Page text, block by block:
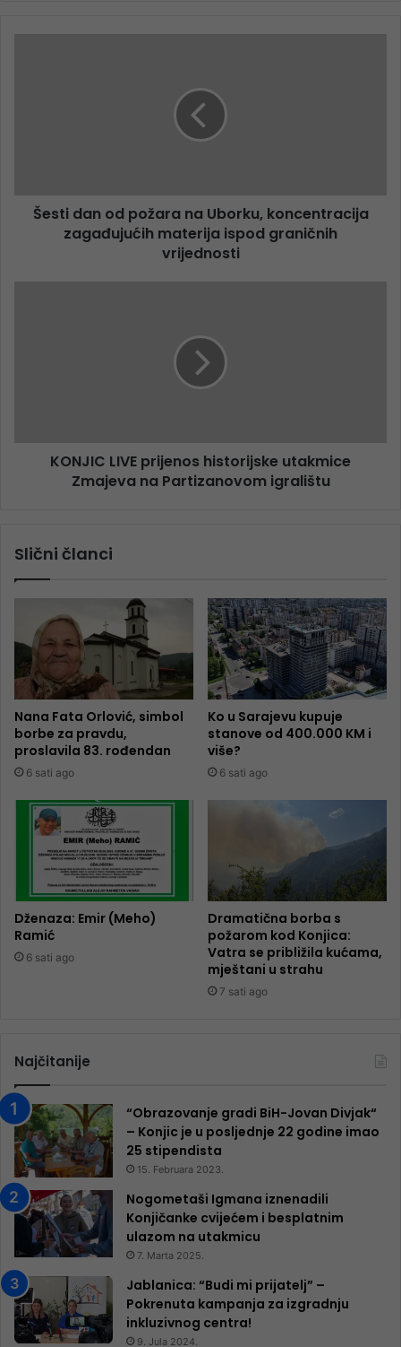
Šesti dan od požara na Uborku, koncentracija
zagađujućih materija ispod graničnih
vrijednosti
KONJIC LIVE prijenos historijske utakmice
Zmajeva na Partizanovom igralištu
Slični članci
Nana Fata Orlović, simbol
borbe za pravdu,
proslavila 83. rođendan
6 sati ago
Ko u Sarajevu kupuje
stanove od 400.000 KM i
više?
6 sati ago
Dženaza: Emir (Meho)
Ramić
6 sati ago
Dramatična borba s
požarom kod Konjica:
Vatra se približila kućama,
mještani u strahu
7 sati ago
Najčitanije
“Obrazovanje gradi BiH-Jovan Divjak“
– Konjic je u posljednje 22 godine imao
25 ​​stipendista
15. Februara 2023.
Nogometaši Igmana iznenadili
Konjičanke cvijećem i besplatnim
ulazom na utakmicu
7. Marta 2025.
Jablanica: “Budi mi prijatelj” –
Pokrenuta kampanja za izgradnju
inkluzivnog centra!
9. Jula 2024.